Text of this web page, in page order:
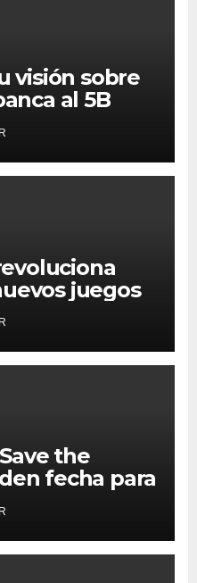
visión sobre
al 5B
juegos
the
fecha para
de